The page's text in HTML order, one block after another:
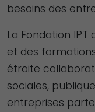
besoins des
La Fondation
et des
étroite
sociales,
entreprises